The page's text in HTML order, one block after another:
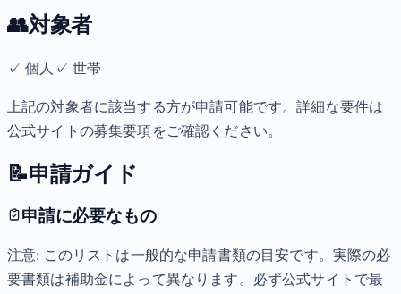
👥対象者
✓個人 ✓ 世帯
上記の対象者に該当する方が申請可能です。詳細な要件は
公式サイトの募集要項をご確認ください。
📝申請ガイド
申請に必要なもの
注意: このリストは一般的な申請書類の目安です。実際の必
要書類は補助金によって異なります。必ず公式サイトで最